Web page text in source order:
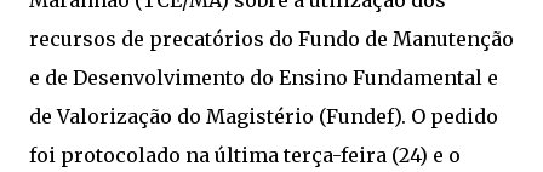
recursos de precatórios do Fundo de Manutenção
e de Desenvolvimento do Ensino Fundamental e
de Valorização do Magistério (Fundef). O pedido
foi protocolado na última terça-feira (24) e o